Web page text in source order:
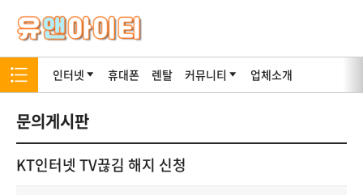
인터넷 휴대폰 렌탈 커뮤니티 업체소개
문의게시판
KT인터넷 TV끊김 해지 신청